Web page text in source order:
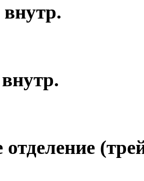
отделение